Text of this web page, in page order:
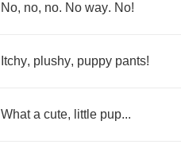
No, no, no. No way. No!
Itchy, plushy, puppy pants!
What a cute, little pup...